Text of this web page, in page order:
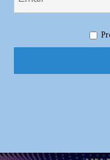
(FdI): “Verificare subito la